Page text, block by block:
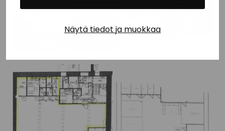
Näytä tiedot ja muokkaa